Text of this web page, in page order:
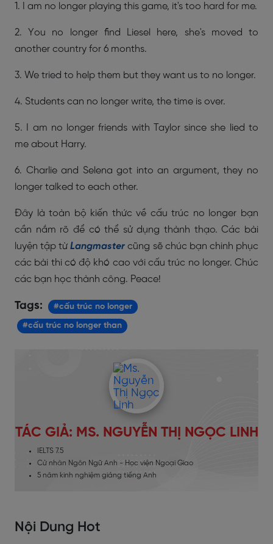
1. I am no longer playing this game, it's too hard for me.
2. You no longer find Liesel here, she's moved to
another country for 6 months.
3. We tried to help them but they want us to no longer.
4. Students can no longer write, the time is over.
5. I am no longer friends with Taylor since she lied to
me about Harry.
6. Charlie and Selena got into an argument, they no
longer talked to each other.
Đây là toàn bộ kiến thức về cấu trúc no longer bạn
cần nắm rõ để có thể sử dụng thành thạo. Các bài
luyện tập từLangmaster cũng sẽ chúc bạn chinh phục
các bài thi có độ khó cao với cấu trúc no longer. Chúc
các bạn học thành công. Peace!
Tags: #cấu trúc no longer
#cấu trúc no longer than
TÁC GIẢ: MS. NGUYỄN THỊ NGỌC LINH
IELTS 7.5
Cử nhân Ngôn Ngữ Anh - Học viện Ngoại Giao
5 năm kinh nghiệm giảng tiếng Anh
Nội Dung Hot